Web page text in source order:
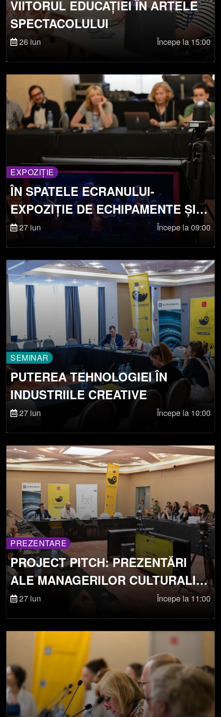
VIITORUL EDUCAȚIEI ÎN ARTELE
SPECTACOLULUI
26 iun Începe la 15:00
EXPOZIȚIE
ÎN SPATELE ECRANULUI-
EXPOZIȚIE DE ECHIPAMENTE ȘI
TEHNOLOGII DIN CULISE
27 iun Începe la 09:00
SEMINAR
PUTEREA TEHNOLOGIEI ÎN
INDUSTRIILE CREATIVE
27 iun Începe la 10:00
PREZENTARE
PROJECT PITCH: PREZENTĂRI
ALE MANAGERILOR CULTURALI,
PROGRAMATORILOR ȘI
CURATORILOR
27 iun Începe la 11:00